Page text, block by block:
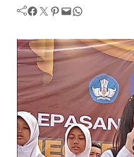
Facebook Twitter Pinterest Mail WhatsApp